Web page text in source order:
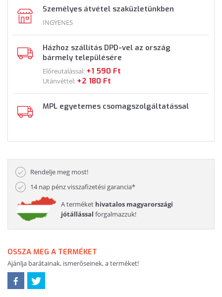
Személyes átvétel szaküzletünkben
INGYENES
Házhoz szállítás DPD-vel az ország
bármely településére
Előreutalással: +1 590 Ft
Utánvéttel: +2 180 Ft
MPL egyetemes csomagszolgáltatással
Rendelje meg most!
14 nap pénz visszafizetési garancia*
A terméket hivatalos magyarországi
jótállással forgalmazzuk!
OSSZA MEG A TERMÉKET
Ajánlja barátainak, ismerőseinek, a terméket!